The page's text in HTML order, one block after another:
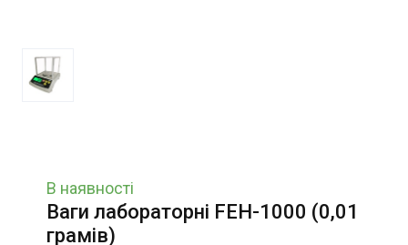
В наявності
Ваги лабораторні FEH-1000 (0,01
грамів)